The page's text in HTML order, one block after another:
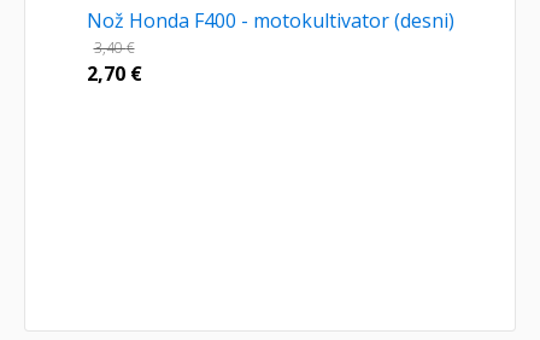
Nož Honda F400 - motokultivator (desni)
3,40€
2,70 €